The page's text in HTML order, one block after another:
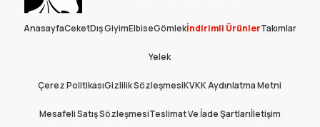
AnasayfaCeketDış GiyimElbiseGömlekİndirimli ÜrünlerTakımlar
Yelek
Çerez PolitikasıGizlilik SözleşmesiKVKK Aydınlatma Metni
Mesafeli Satış SözleşmesiTeslimat Ve İade Şartlarıİletişim